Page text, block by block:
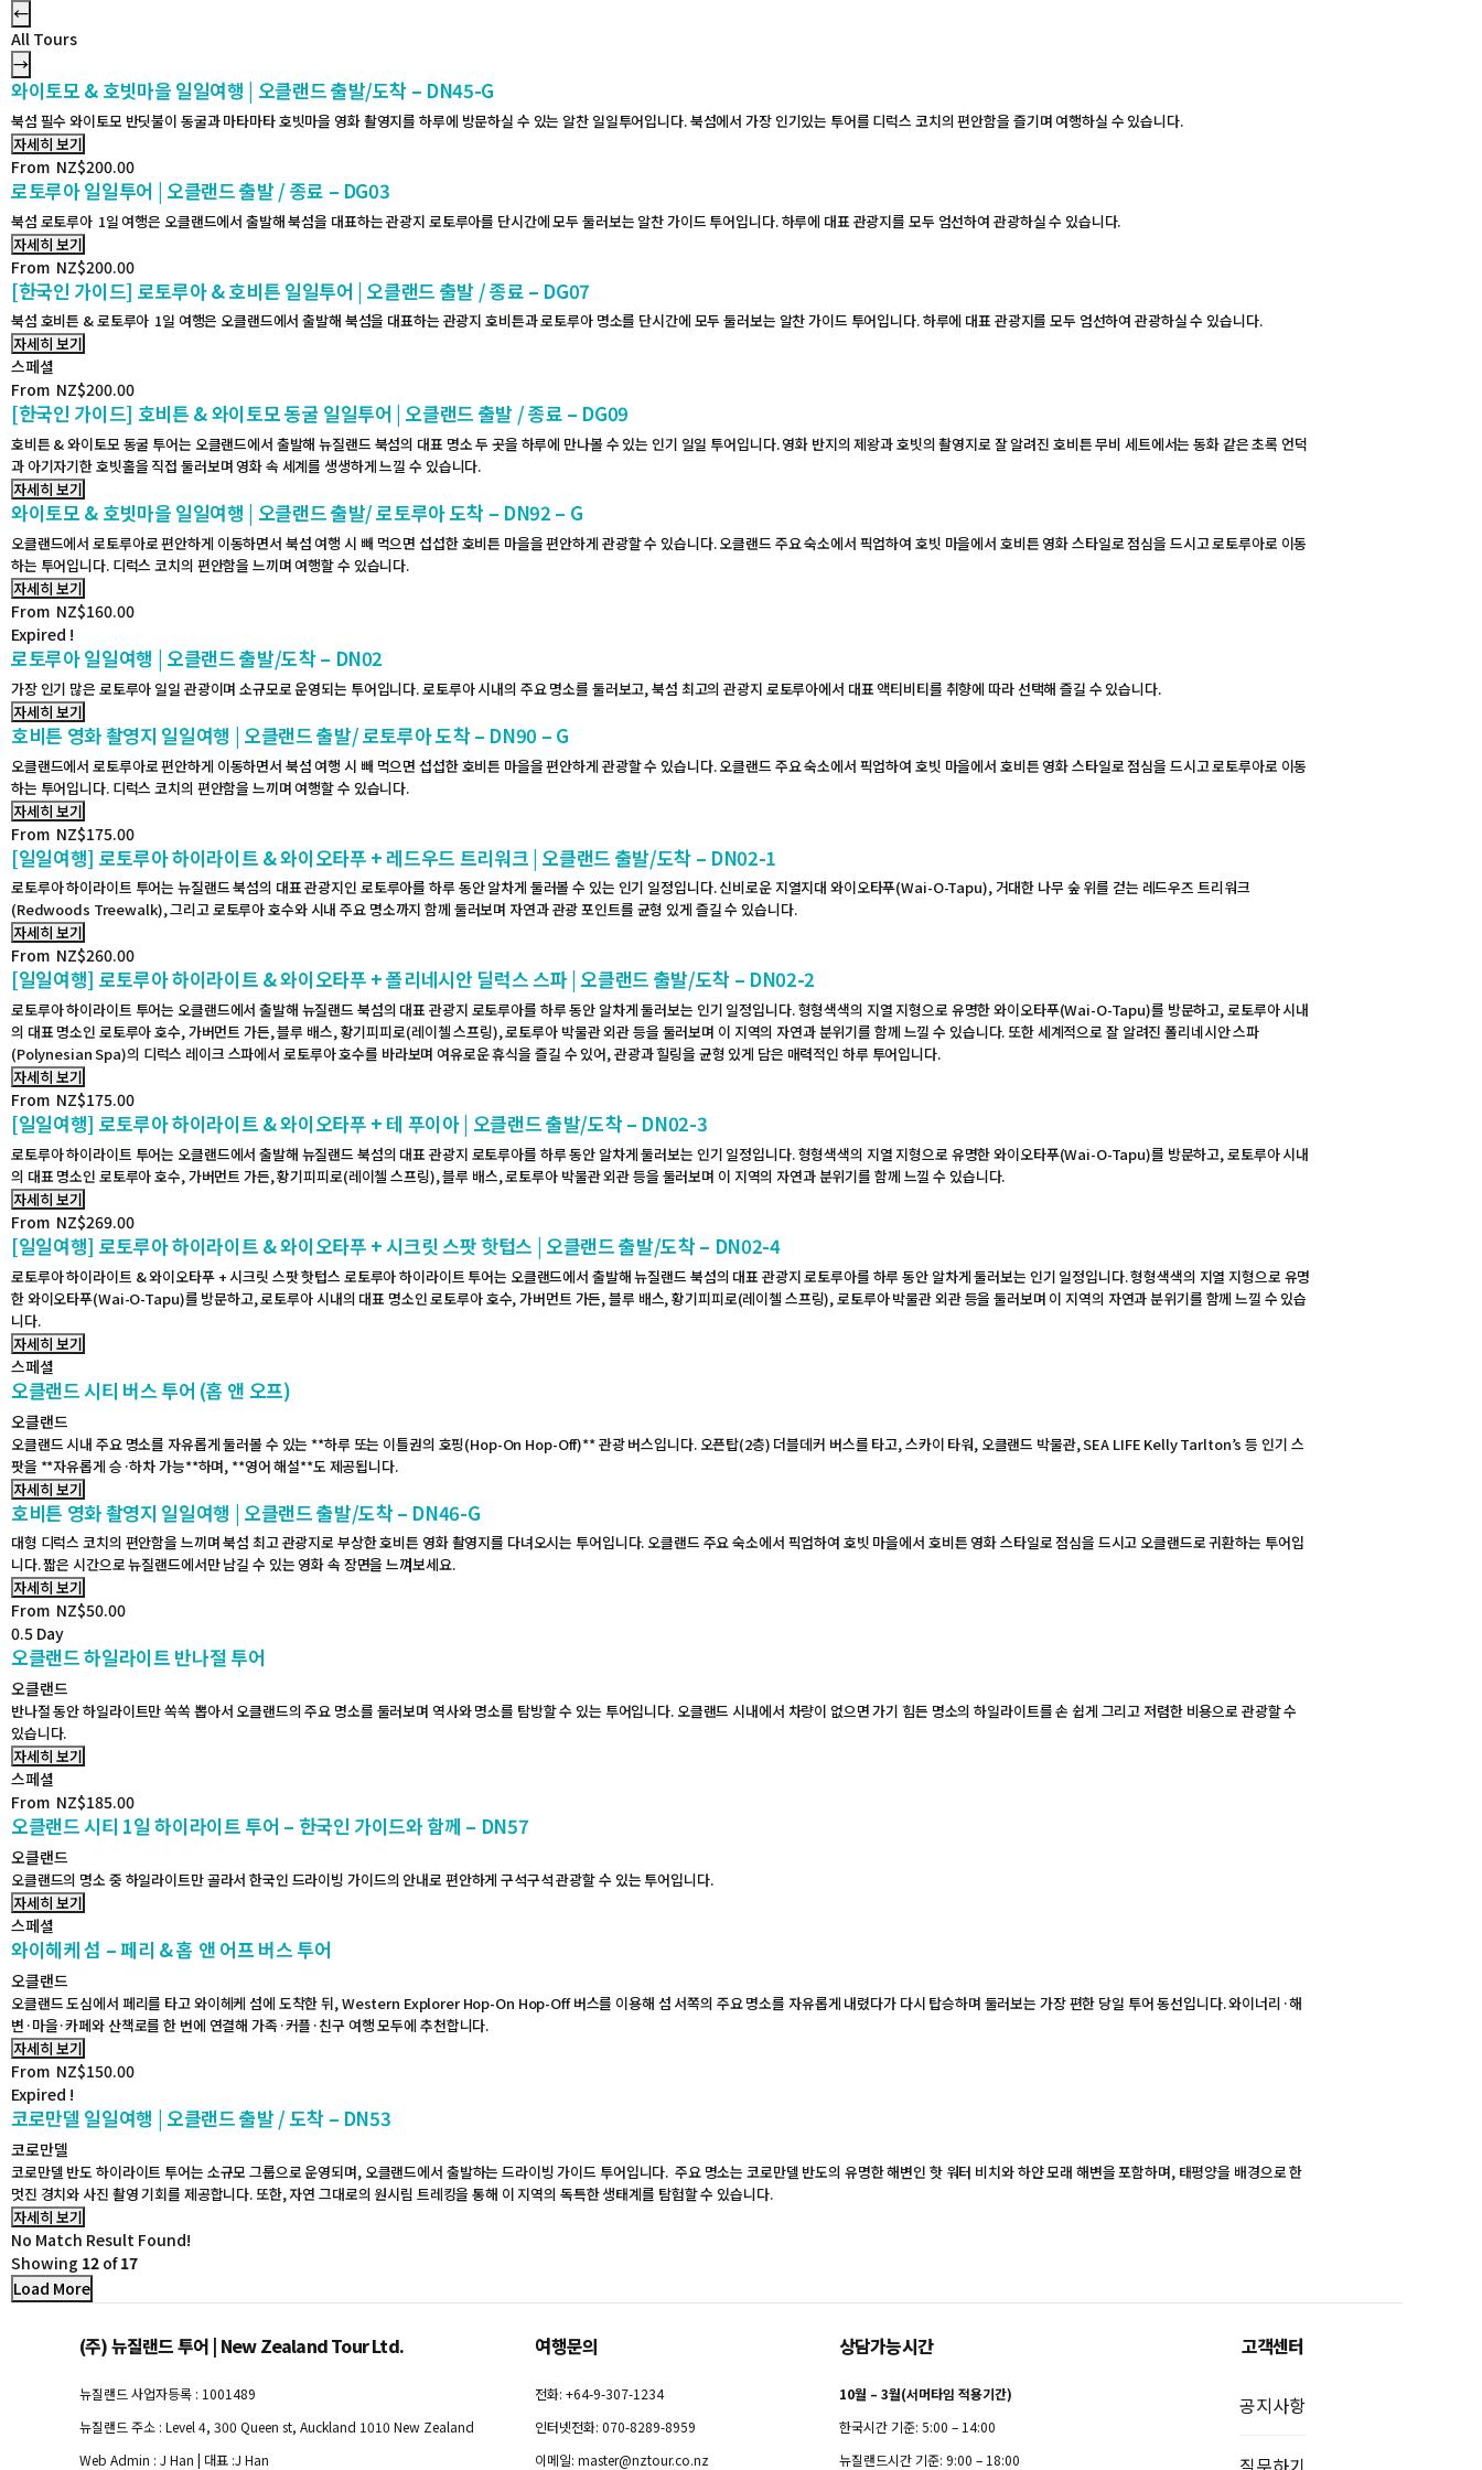
←
All Tours
→
와이토모 & 호빗마을 일일여행 | 오클랜드 출발/도착 – DN45-G
북섬 필수 와이토모 반딧불이 동굴과 마타마타 호빗마을 영화 촬영지를 하루에 방문하실 수 있는 알찬 일일투어입니다. 북섬에서 가장 인기있는 투어를 디럭스 코치의 편안함을 즐기며 여행하실 수 있습니다.
자세히 보기
From NZ$200.00
로토루아 일일투어 | 오클랜드 출발 / 종료 – DG03
북섬 로토루아 1일 여행은 오클랜드에서 출발해 북섬을 대표하는 관광지 로토루아를 단시간에 모두 둘러보는 알찬 가이드 투어입니다. 하루에 대표 관광지를 모두 엄선하여 관광하실 수 있습니다.
자세히 보기
From NZ$200.00
[한국인 가이드] 로토루아 & 호비튼 일일투어 | 오클랜드 출발 / 종료 – DG07
북섬 호비튼 & 로토루아 1일 여행은 오클랜드에서 출발해 북섬을 대표하는 관광지 호비튼과 로토루아 명소를 단시간에 모두 둘러보는 알찬 가이드 투어입니다. 하루에 대표 관광지를 모두 엄선하여 관광하실 수 있습니다.
자세히 보기
스페셜
From NZ$200.00
[한국인 가이드] 호비튼 & 와이토모 동굴 일일투어 | 오클랜드 출발 / 종료 – DG09
호비튼 & 와이토모 동굴 투어는 오클랜드에서 출발해 뉴질랜드 북섬의 대표 명소 두 곳을 하루에 만나볼 수 있는 인기 일일 투어입니다. 영화 반지의 제왕과 호빗의 촬영지로 잘 알려진 호비튼 무비 세트에서는 동화 같은 초록 언덕
과 아기자기한 호빗홀을 직접 둘러보며 영화 속 세계를 생생하게 느낄 수 있습니다.
자세히 보기
와이토모 & 호빗마을 일일여행 | 오클랜드 출발/ 로토루아 도착 – DN92 – G
오클랜드에서 로토루아로 편안하게 이동하면서 북섬 여행 시 빼 먹으면 섭섭한 호비튼 마을을 편안하게 관광할 수 있습니다. 오클랜드 주요 숙소에서 픽업하여 호빗 마을에서 호비튼 영화 스타일로 점심을 드시고 로토루아로 이동
하는 투어입니다. 디럭스 코치의 편안함을 느끼며 여행할 수 있습니다.
자세히 보기
From NZ$160.00
Expired !
로토루아 일일여행 | 오클랜드 출발/도착 – DN02
가장 인기 많은 로토루아 일일 관광이며 소규모로 운영되는 투어입니다. 로토루아 시내의 주요 명소를 둘러보고, 북섬 최고의 관광지 로토루아에서 대표 액티비티를 취향에 따라 선택해 즐길 수 있습니다.
자세히 보기
호비튼 영화 촬영지 일일여행 | 오클랜드 출발/ 로토루아 도착 – DN90 – G
오클랜드에서 로토루아로 편안하게 이동하면서 북섬 여행 시 빼 먹으면 섭섭한 호비튼 마을을 편안하게 관광할 수 있습니다. 오클랜드 주요 숙소에서 픽업하여 호빗 마을에서 호비튼 영화 스타일로 점심을 드시고 로토루아로 이동
하는 투어입니다. 디럭스 코치의 편안함을 느끼며 여행할 수 있습니다.
자세히 보기
From NZ$175.00
[일일여행] 로토루아 하이라이트 & 와이오타푸 + 레드우드 트리워크 | 오클랜드 출발/도착 – DN02-1
로토루아 하이라이트 투어는 뉴질랜드 북섬의 대표 관광지인 로토루아를 하루 동안 알차게 둘러볼 수 있는 인기 일정입니다. 신비로운 지열지대 와이오타푸(Wai-O-Tapu), 거대한 나무 숲 위를 걷는 레드우즈 트리워크
(Redwoods Treewalk), 그리고 로토루아 호수와 시내 주요 명소까지 함께 둘러보며 자연과 관광 포인트를 균형 있게 즐길 수 있습니다.
자세히 보기
From NZ$260.00
[일일여행] 로토루아 하이라이트 & 와이오타푸 + 폴리네시안 딜럭스 스파 | 오클랜드 출발/도착 – DN02-2
로토루아 하이라이트 투어는 오클랜드에서 출발해 뉴질랜드 북섬의 대표 관광지 로토루아를 하루 동안 알차게 둘러보는 인기 일정입니다. 형형색색의 지열 지형으로 유명한 와이오타푸(Wai-O-Tapu)를 방문하고, 로토루아 시내
의 대표 명소인 로토루아 호수, 가버먼트 가든, 블루 배스, 황기피피로(레이첼 스프링), 로토루아 박물관 외관 등을 둘러보며 이 지역의 자연과 분위기를 함께 느낄 수 있습니다. 또한 세계적으로 잘 알려진 폴리네시안 스파
(Polynesian Spa)의 디럭스 레이크 스파에서 로토루아 호수를 바라보며 여유로운 휴식을 즐길 수 있어, 관광과 힐링을 균형 있게 담은 매력적인 하루 투어입니다.
자세히 보기
From NZ$175.00
[일일여행] 로토루아 하이라이트 & 와이오타푸 + 테 푸이아 | 오클랜드 출발/도착 – DN02-3
로토루아 하이라이트 투어는 오클랜드에서 출발해 뉴질랜드 북섬의 대표 관광지 로토루아를 하루 동안 알차게 둘러보는 인기 일정입니다. 형형색색의 지열 지형으로 유명한 와이오타푸(Wai-O-Tapu)를 방문하고, 로토루아 시내
의 대표 명소인 로토루아 호수, 가버먼트 가든, 황기피피로(레이첼 스프링), 블루 배스, 로토루아 박물관 외관 등을 둘러보며 이 지역의 자연과 분위기를 함께 느낄 수 있습니다.
자세히 보기
From NZ$269.00
[일일여행] 로토루아 하이라이트 & 와이오타푸 + 시크릿 스팟 핫텁스 | 오클랜드 출발/도착 – DN02-4
로토루아 하이라이트 & 와이오타푸 + 시크릿 스팟 핫텁스 로토루아 하이라이트 투어는 오클랜드에서 출발해 뉴질랜드 북섬의 대표 관광지 로토루아를 하루 동안 알차게 둘러보는 인기 일정입니다. 형형색색의 지열 지형으로 유명
한 와이오타푸(Wai-O-Tapu)를 방문하고, 로토루아 시내의 대표 명소인 로토루아 호수, 가버먼트 가든, 블루 배스, 황기피피로(레이첼 스프링), 로토루아 박물관 외관 등을 둘러보며 이 지역의 자연과 분위기를 함께 느낄 수 있습
니다.
자세히 보기
스페셜
오클랜드 시티 버스 투어 (홉 앤 오프)
오클랜드
오클랜드 시내 주요 명소를 자유롭게 둘러볼 수 있는 **하루 또는 이틀권의 호핑(Hop-On Hop-Off)** 관광 버스입니다. 오픈탑(2층) 더블데커 버스를 타고, 스카이 타워, 오클랜드 박물관, SEA LIFE Kelly Tarlton’s 등 인기 스
팟을 **자유롭게 승·하차 가능**하며, **영어 해설**도 제공됩니다.
자세히 보기
호비튼 영화 촬영지 일일여행 | 오클랜드 출발/도착 – DN46-G
대형 디럭스 코치의 편안함을 느끼며 북섬 최고 관광지로 부상한 호비튼 영화 촬영지를 다녀오시는 투어입니다. 오클랜드 주요 숙소에서 픽업하여 호빗 마을에서 호비튼 영화 스타일로 점심을 드시고 오클랜드로 귀환하는 투어입
니다. 짧은 시간으로 뉴질랜드에서만 남길 수 있는 영화 속 장면을 느껴보세요.
자세히 보기
From NZ$50.00
0.5 Day
오클랜드 하일라이트 반나절 투어
오클랜드
반나절 동안 하일라이트만 쏙쏙 뽑아서 오클랜드의 주요 명소를 둘러보며 역사와 명소를 탐방할 수 있는 투어입니다. 오클랜드 시내에서 차량이 없으면 가기 힘든 명소의 하일라이트를 손 쉽게 그리고 저렴한 비용으로 관광할 수
있습니다.
자세히 보기
스페셜
From NZ$185.00
오클랜드 시티 1일 하이라이트 투어 – 한국인 가이드와 함께 – DN57
오클랜드
오클랜드의 명소 중 하일라이트만 골라서 한국인 드라이빙 가이드의 안내로 편안하게 구석구석 관광할 수 있는 투어입니다.
자세히 보기
스페셜
와이헤케 섬 – 페리 & 홉 앤 어프 버스 투어
오클랜드
오클랜드 도심에서 페리를 타고 와이헤케 섬에 도착한 뒤, Western Explorer Hop-On Hop-Off 버스를 이용해 섬 서쪽의 주요 명소를 자유롭게 내렸다가 다시 탑승하며 둘러보는 가장 편한 당일 투어 동선입니다. 와이너리·해
변·마을·카페와 산책로를 한 번에 연결해 가족·커플·친구 여행 모두에 추천합니다.
자세히 보기
From NZ$150.00
Expired !
코로만델 일일여행 | 오클랜드 출발 / 도착 – DN53
코로만델
코로만델 반도 하이라이트 투어는 소규모 그룹으로 운영되며, 오클랜드에서 출발하는 드라이빙 가이드 투어입니다. 주요 명소는 코로만델 반도의 유명한 해변인 핫 워터 비치와 하얀 모래 해변을 포함하며, 태평양을 배경으로 한
멋진 경치와 사진 촬영 기회를 제공합니다. 또한, 자연 그대로의 원시림 트레킹을 통해 이 지역의 독특한 생태계를 탐험할 수 있습니다.
자세히 보기
No Match Result Found!
Showing 12 of17
Load More
(주) 뉴질랜드 투어 | New Zealand Tour Ltd.
뉴질랜드 사업자등록 : 1001489
뉴질랜드 주소 : Level 4, 300 Queen st, Auckland 1010 New Zealand
Web Admin : J Han | 대표 :J Han
여행문의
전화: +64-9-307-1234
인터넷전화: 070-8289-8959
이메일:master@nztour.co.nz
상담가능시간
10월 – 3월(서머타임 적용기간)
한국시간 기준: 5:00 – 14:00
뉴질랜드시간 기준: 9:00 – 18:00
고객센터
공지사항